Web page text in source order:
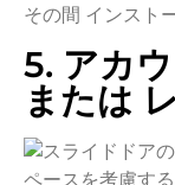
その間 インスト
5. アカ
または